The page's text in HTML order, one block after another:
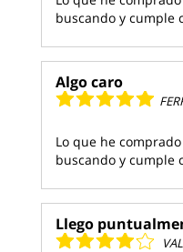
buscando y cumple
Algo caro
Lo que he
buscando y cumple
Llego